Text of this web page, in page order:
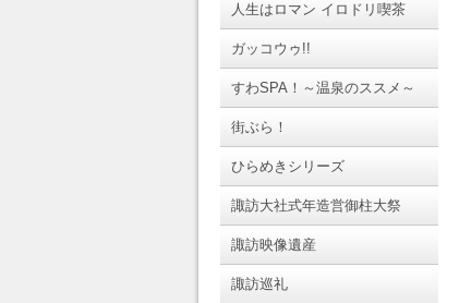
人生はロマン イロドリ喫茶
ガッコウゥ!!
すわSPA！～温泉のススメ～
街ぶら！
ひらめきシリーズ
諏訪大社式年造営御柱大祭
諏訪映像遺産
諏訪巡礼